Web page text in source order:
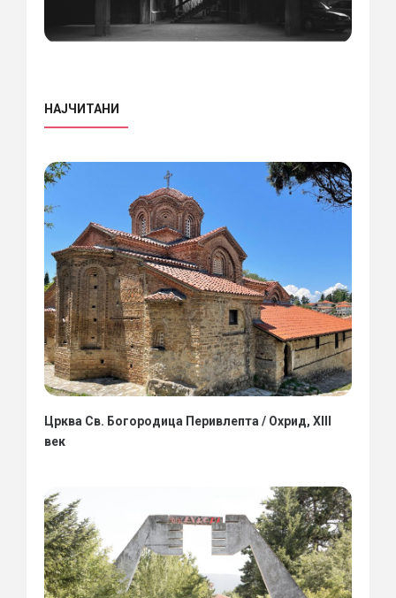
НАЈЧИТАНИ
Црква Св. Богородица Перивлепта / Охрид, XIII
век